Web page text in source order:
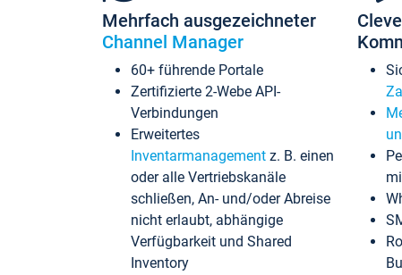
Mehrfach ausgezeichneter
Channel Manager
60+ führende Portale
Zertifizierte 2-Webe API-
Verbindungen
Erweitertes
Inventarmanagement z. B. einen
oder alle Vertriebskanäle
schließen, An- und/oder Abreise
nicht erlaubt, abhängige
Verfügbarkeit und Shared
Inventory